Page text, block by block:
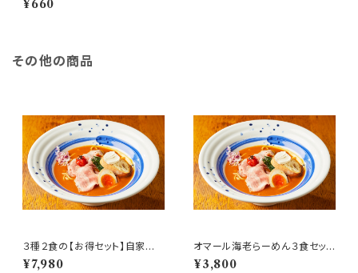
¥660
その他の商品
３種２食の【お得セット】自家製ラ
ー油付き
¥7,980
オマール海老らーめん３食セット
【元祖海老丸らーめん】
¥3,800